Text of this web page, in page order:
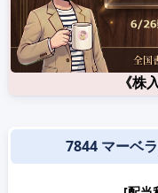
《株
7844 マーベ